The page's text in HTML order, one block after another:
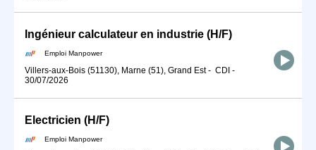
Ingénieur calculateur en industrie (H/F)
Emploi Manpower
Villers-aux-Bois (51130), Marne (51), Grand Est- CDI -
30/07/2026
Electricien (H/F)
Emploi Manpower